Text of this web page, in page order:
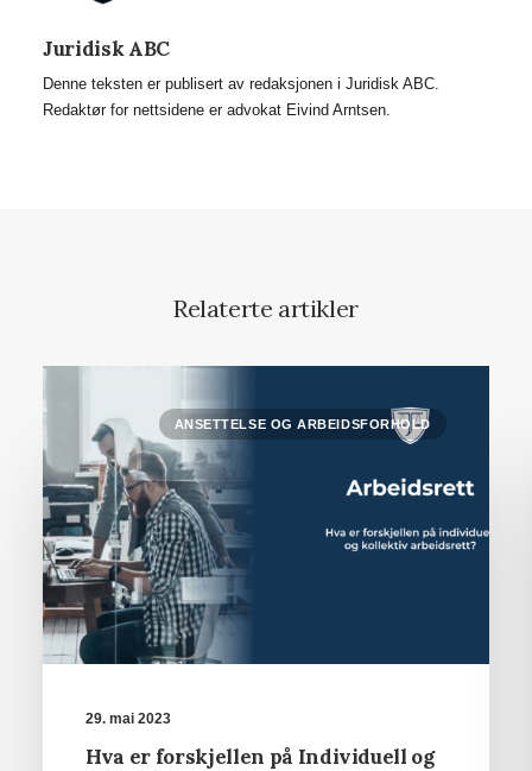
Juridisk ABC
Denne teksten er publisert av redaksjonen i Juridisk ABC.
Redaktør for nettsidene er advokat Eivind Arntsen.
Relaterte artikler
ANSETTELSE OG ARBEIDSFORHOLD
29. mai 2023
Hva er forskjellen på Individuell og